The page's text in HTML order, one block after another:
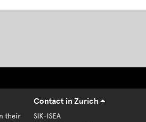
their
Contact in Zurich
SIK-ISEA